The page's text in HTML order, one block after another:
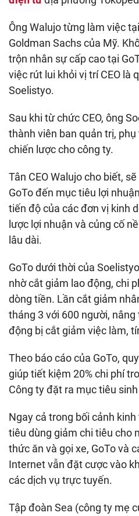
Ông Walujo từng làm việc
Goldman Sachs của Mỹ.
trộn nhân sự cấp cao tại
việc rút lui khỏi vị trí CEO là
Soelistyo.
Sau khi từ chức CEO, ông
thành viên ban quản trị,
chiến lược cho công ty.
Tân CEO Walujo cho biết,
GoTo đến mục tiêu lợi
tiến độ của các đơn vị kinh
lược lợi nhuận và củng cố
lâu dài.
GoTo dưới thời của
nhờ cắt giảm lao động, chi
dòng tiền. Lần cắt giảm
tháng 3 với 600 người,
động bị cắt giảm việc làm,
Theo báo cáo của GoTo,
giúp tiết kiệm 20% chi phí
Công ty đặt ra mục tiêu
Ngay cả trong bối cảnh
tiêu dùng giảm chi tiêu cho
thức ăn và gọi xe, GoTo và
Internet vẫn đặt cược vào
các dịch vụ trực tuyến.
Tập đoàn Sea (công ty mẹ